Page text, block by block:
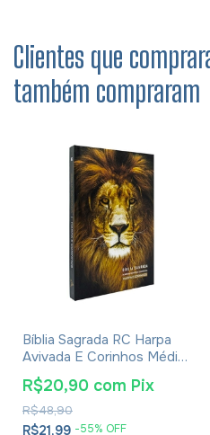
Clientes que
também compraram
Bíblia Sagrada RC Harpa
Avivada E Corinhos Média
Capa Dura Leão Glória
R$21,99 -55% OFF
R$48,90
R$20,90 com Pix